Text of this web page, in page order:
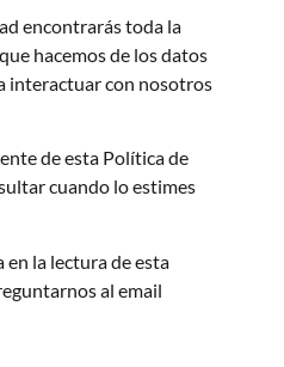
encontrarás toda la
hacemos de los datos
interactuar con nosotros
de esta Política de
cuando lo estimes
la lectura de esta
al email